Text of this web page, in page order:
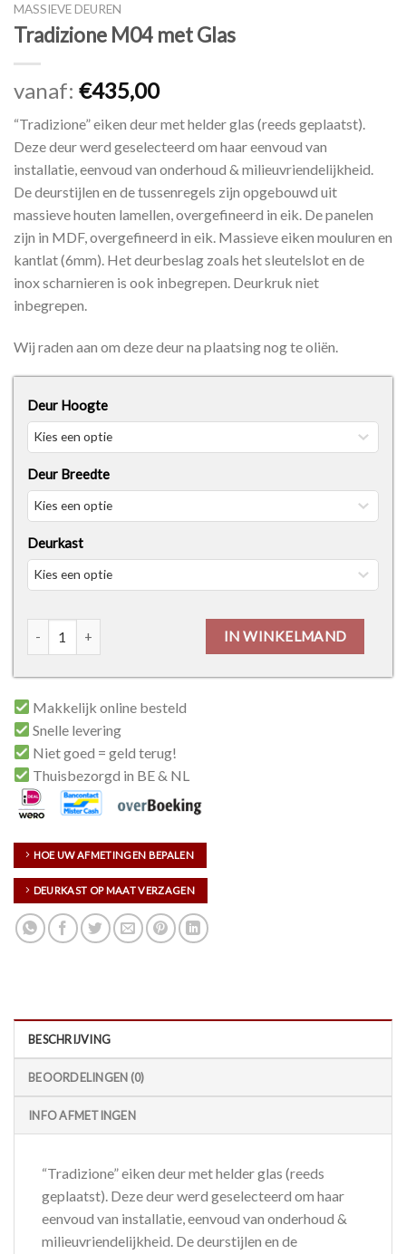
MASSIEVE DEUREN
Tradizione M04 met Glas
vanaf: €435,00
“Tradizione” eiken deur met helder glas (reeds geplaatst).
Deze deur werd geselecteerd om haar eenvoud van
installatie, eenvoud van onderhoud & milieuvriendelijkheid.
De deurstijlen en de tussenregels zijn opgebouwd uit
massieve houten lamellen, overgefineerd in eik. De panelen
zijn in MDF, overgefineerd in eik. Massieve eiken mouluren en
kantlat (6mm). Het deurbeslag zoals het sleutelslot en de
inox scharnieren is ook inbegrepen. Deurkruk niet
inbegrepen.
Wij raden aan om deze deur na plaatsing nog te oliën.
Deur Hoogte
Deur Breedte
Deurkast
IN WINKELMAND
Tradizione M04 met Glas aantal
Makkelijk online besteld
Snelle levering
Niet goed = geld terug!
Thuisbezorgd in BE & NL
HOE UW AFMETINGEN BEPALEN
DEURKAST OP MAAT VERZAGEN
BESCHRIJVING
BEOORDELINGEN (0)
INFO AFMETINGEN
“Tradizione” eiken deur met helder glas (reeds
geplaatst). Deze deur werd geselecteerd om haar
eenvoud van installatie, eenvoud van onderhoud &
milieuvriendelijkheid. De deurstijlen en de